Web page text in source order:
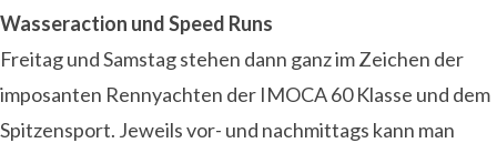
Wasseraction und Speed Runs
Freitag und Samstag stehen dann ganz im Zeichen der
imposanten Rennyachten der IMOCA 60 Klasse und dem
Spitzensport. Jeweils vor- und nachmittags kann man